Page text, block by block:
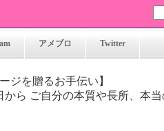
アメブロ Twitter
分にメッセージを
ら ご自分の本質や長所、本